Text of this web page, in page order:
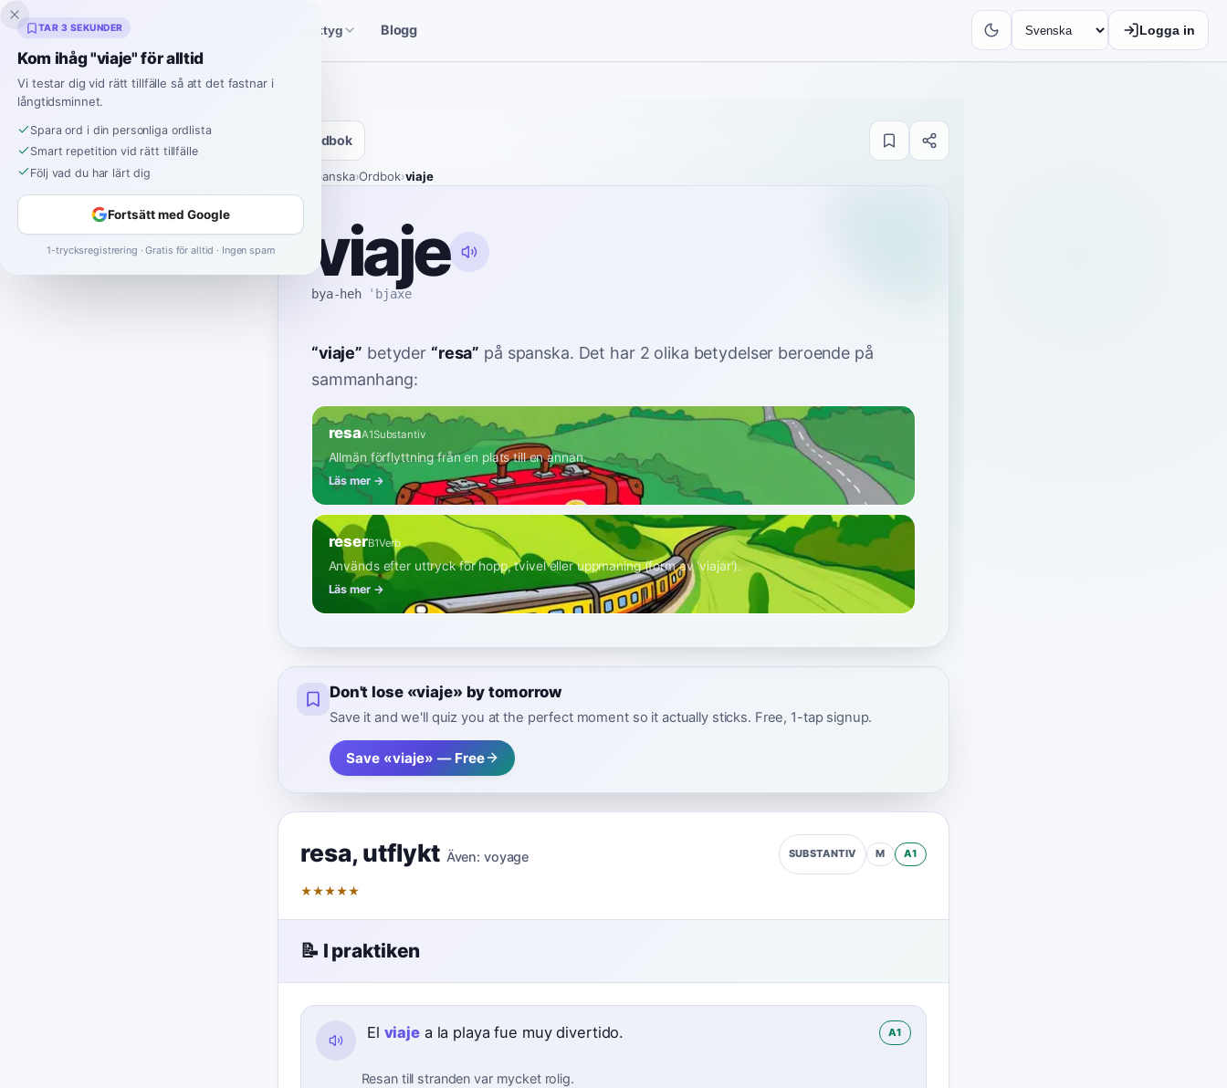
Inklingo Spanska verktyg Blogg Logga in
Ordbok
Spanska›Ordbok›viaje
viaje
bya-heh ˈbjaxe
“viaje” betyder “resa” på spanska. Det har 2 olika betydelser beroende på
sammanhang:
resaA1Substantiv
Allmän förflyttning från en plats till en annan.
Läs mer →
reserB1Verb
Används efter uttryck för hopp, tvivel eller uppmaning (form av 'viajar').
Läs mer →
Don't lose «viaje» by tomorrow
Save it and we'll quiz you at the perfect moment so it actually sticks. Free, 1-tap signup.
Save «viaje» — Free
resa, utflykt Även: voyage SUBSTANTIV M A1
★★★★★
📝 I praktiken
El viaje a la playa fue muy divertido. A1
Resan till stranden var mycket rolig.
TAR 3 SEKUNDER
Kom ihåg "viaje" för alltid
Vi testar dig vid rätt tillfälle så att det fastnar i
långtidsminnet.
Spara ord i din personliga ordlista
Smart repetition vid rätt tillfälle
Följ vad du har lärt dig
Fortsätt med Google
1-trycksregistrering · Gratis för alltid · Ingen spam